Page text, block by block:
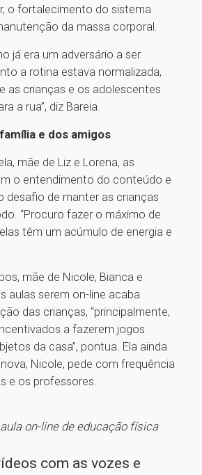
o fortalecimento do sistema
da massa corporal.
já era um adversário a ser
a rotina estava normalizada,
as crianças e os adolescentes
a rua”, diz Bareia.
e dos amigos
mãe de Liz e Lorena, as
o entendimento do conteúdo e
desafio de manter as crianças
“Procuro fazer o máximo de
têm um acúmulo de energia e
mãe de Nicole, Bianca e
aulas serem on-line acaba
das crianças, “principalmente,
a fazerem jogos
da casa”, pontua. Ela ainda
Nicole, pede com frequência
e os professores.
on-line de educação física
com as vozes e